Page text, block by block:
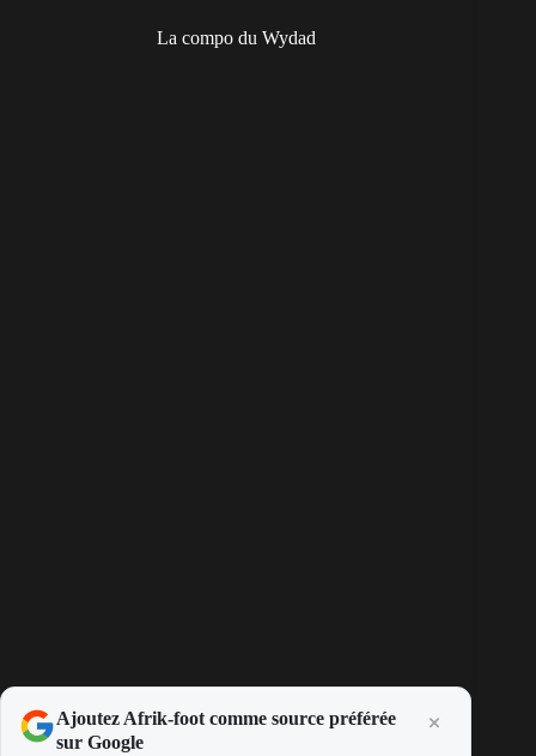
La compo du Wydad
Ajoutez Afrik-foot comme source préférée
sur Google